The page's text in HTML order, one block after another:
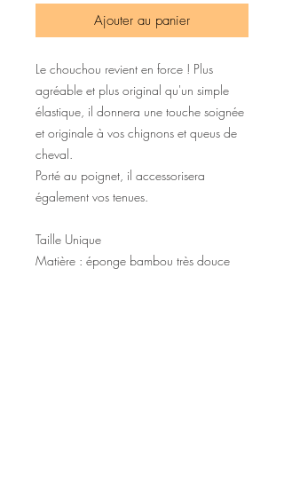
Ajouter au panier
Le chouchou revient en force ! Plus
agréable et plus original qu'un simple
élastique, il donnera une touche soignée
et originale à vos chignons et queus de
cheval.
Porté au poignet, il accessorisera
également vos tenues.
Taille Unique
Matière : éponge bambou très douce